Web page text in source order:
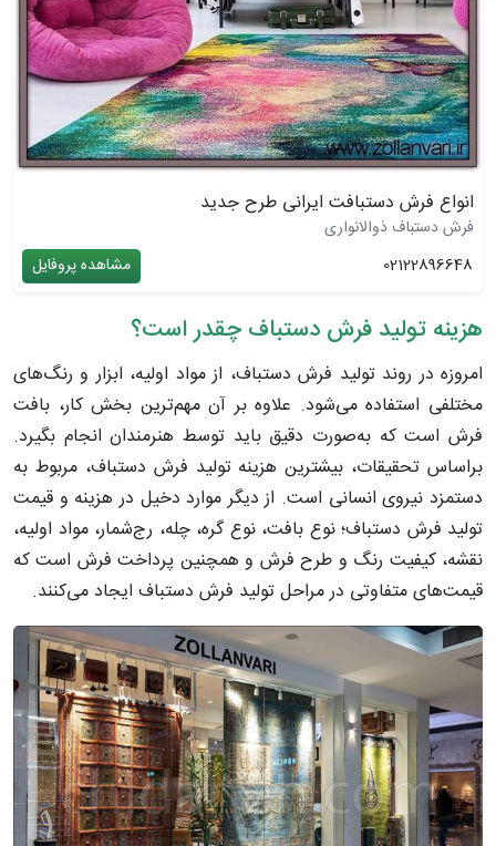
انواع فرش دستبافت ایرانی طرح جدید
فرش دستباف ذوالانواری
02122896648
مشاهده پروفایل
هزینه تولید فرش دستباف چقدر است؟
امروزه در روند تولید فرش دستباف، از مواد اولیه، ابزار و رنگ‌های
مختلفی استفاده می‌شود. علاوه بر آن مهم‌ترین بخش کار، بافت
فرش است که به‌صورت دقیق باید توسط هنرمندان انجام بگیرد.
براساس تحقیقات، بیشترین هزینه تولید فرش دستباف، مربوط به
دستمزد نیروی انسانی است. از دیگر موارد دخیل در هزینه و قیمت
تولید فرش دستباف؛ نوع بافت، نوع گره، چله، رج‌شمار، مواد اولیه،
نقشه، کیفیت رنگ و طرح فرش و همچنین پرداخت فرش است که
قیمت‌های متفاوتی در مراحل تولید فرش دستباف ایجاد می‌کنند.